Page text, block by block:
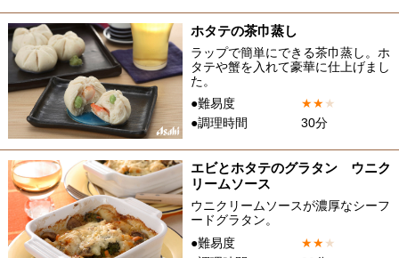
ホタテの茶巾蒸し
ラップで簡単にできる茶巾蒸し。ホ
タテや蟹を入れて豪華に仕上げまし
た。
●難易度
★★★
●調理時間
30分
エビとホタテのグラタン ウニク
リームソース
ウニクリームソースが濃厚なシーフ
ードグラタン。
●難易度
★★★